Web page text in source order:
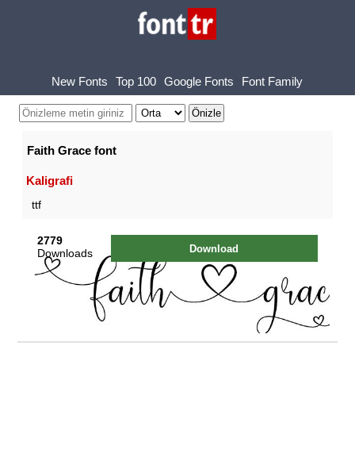
New Fonts Top 100 Google Fonts Font Family
Faith Grace font
Kaligrafi
ttf
2779
Downloads
Download